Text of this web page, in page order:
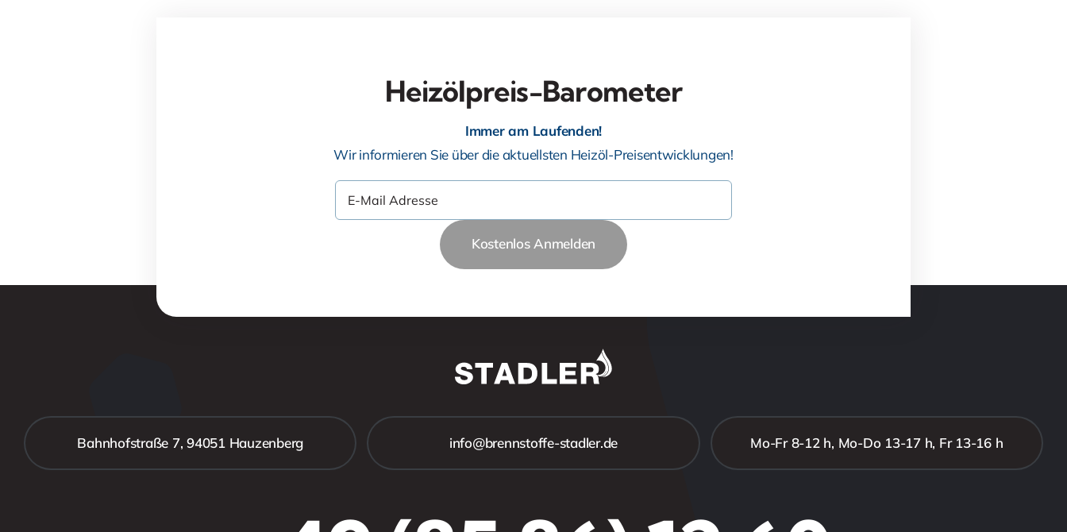
Heizölpreis-Barometer
Immer am Laufenden!
Wir informieren Sie über die aktuellsten Heizöl-Preisentwicklungen!
Kostenlos Anmelden
Bahnhofstraße 7, 94051 Hauzenberg info@brennstoffe-stadler.de Mo-Fr 8-12 h, Mo-Do 13-17 h, Fr 13-16 h